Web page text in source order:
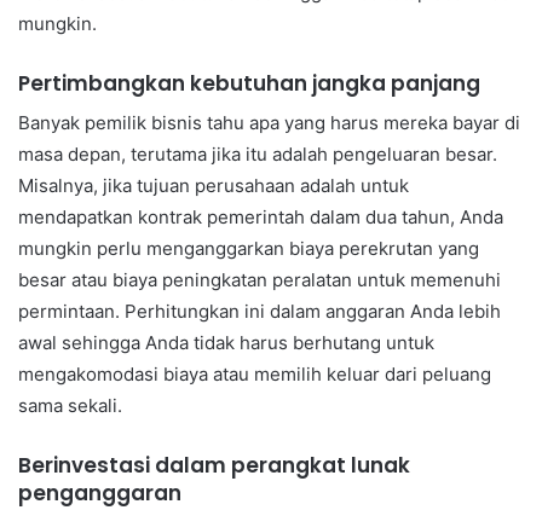
mungkin.
Pertimbangkan kebutuhan jangka panjang
Banyak pemilik bisnis tahu apa yang harus mereka bayar di
masa depan, terutama jika itu adalah pengeluaran besar.
Misalnya, jika tujuan perusahaan adalah untuk
mendapatkan kontrak pemerintah dalam dua tahun, Anda
mungkin perlu menganggarkan biaya perekrutan yang
besar atau biaya peningkatan peralatan untuk memenuhi
permintaan. Perhitungkan ini dalam anggaran Anda lebih
awal sehingga Anda tidak harus berhutang untuk
mengakomodasi biaya atau memilih keluar dari peluang
sama sekali.
Berinvestasi dalam perangkat lunak
penganggaran